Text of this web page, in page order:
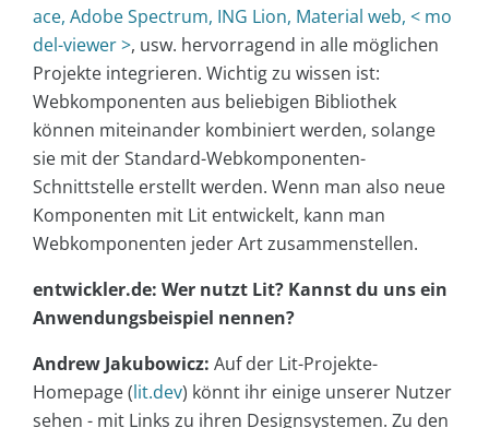
ace, Adobe Spectrum, ING Lion, Material web, < mo
del-viewer >, usw. hervorragend in alle möglichen
Projekte integrieren. Wichtig zu wissen ist:
Webkomponenten aus beliebigen Bibliothek
können miteinander kombiniert werden, solange
sie mit der Standard-Webkomponenten-
Schnittstelle erstellt werden. Wenn man also neue
Komponenten mit Lit entwickelt, kann man
Webkomponenten jeder Art zusammenstellen.
entwickler.de: Wer nutzt Lit? Kannst du uns ein
Anwendungsbeispiel nennen?
Andrew Jakubowicz: Auf der Lit-Projekte-
Homepage (lit.dev) könnt ihr einige unserer Nutzer
sehen - mit Links zu ihren Designsystemen. Zu den